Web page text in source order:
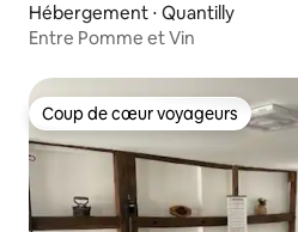
Hébergement ⋅ Quantilly
Entre Pomme et Vin
Coup de cœur voyageurs
Coup de cœur voyageurs